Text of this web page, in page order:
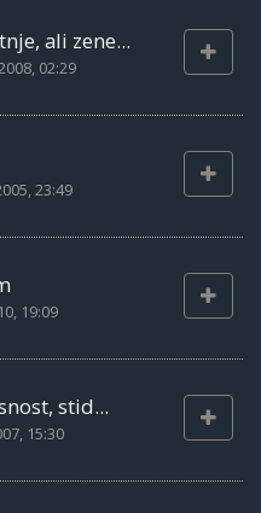
ali zene...
02:29
23:49
19:09
stid...
15:30